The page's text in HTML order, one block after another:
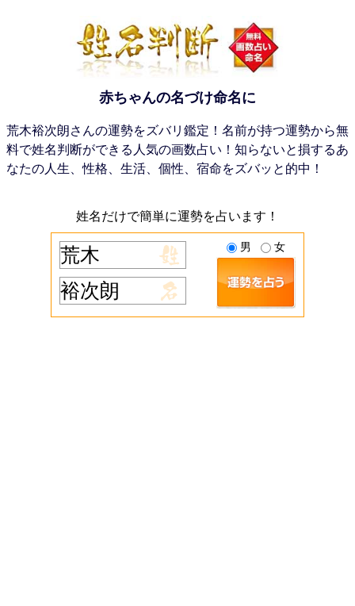
赤ちゃんの名づけ命名に
荒木裕次朗さんの運勢をズバリ鑑定！名前が持つ運勢から無
料で姓名判断ができる人気の画数占い！知らないと損するあ
なたの人生、性格、生活、個性、宿命をズバッと的中！
姓名だけで簡単に運勢を占います！
男 女